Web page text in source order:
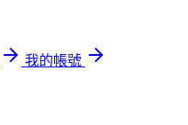
我的帳號